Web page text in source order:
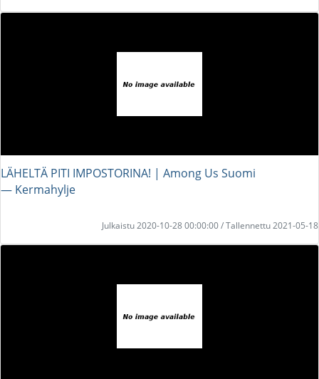
LÄHELTÄ PITI IMPOSTORINA! | Among Us Suomi
― Kermahylje
Julkaistu 2020-10-28 00:00:00 / Tallennettu 2021-05-18